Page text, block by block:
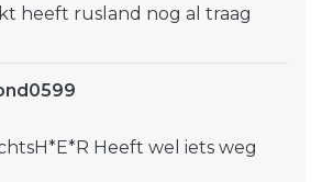
heeft rusland nog al traag
Heeft wel iets weg